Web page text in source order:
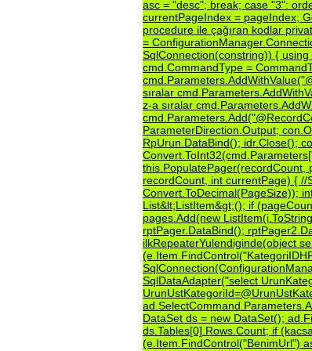
asc = "desc"; break; case "3":
currentPageIndex = pageIndex;
procedure ile çağıran kodlar
=
SqlConnection(constring)) { using
cmd.CommandType =
sıralar
z-a sıralar
ParameterDirection.Output;
RpUrun.DataBind(); idr.Close();
this.PopulatePager(recordCount,
recordCount, int currentPage) { //
Convert.ToDecimal(PageSize));
List&lt;ListItem&gt;(); if
pages.Add(new
rptPager.DataBind();
ilkRepeaterYulendiginde(object
SqlDataAdapter("select
DataSet ds = new DataSet();
ds.Tables[0].Rows.Count; if
(e.Item.FindControl("BenimUrl")